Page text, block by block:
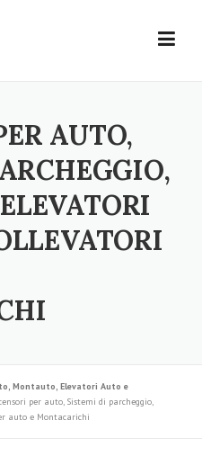
AUTO,
Montauto, Elevatori Auto e
per auto, Sistemi di parcheggio,
auto e Montacarichi